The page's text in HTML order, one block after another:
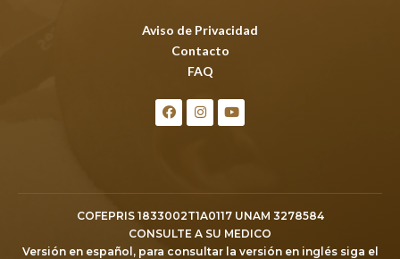
Aviso de Privacidad
Contacto
FAQ
COFEPRIS 1833002T1A0117 UNAM 3278584
CONSULTE A SU MEDICO
Versión en español, para consultar la versión en inglés siga el